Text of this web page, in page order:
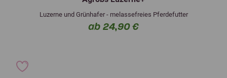
Luzerne und Grünhafer - melassefreies Pferdefutter
ab 24,90 €